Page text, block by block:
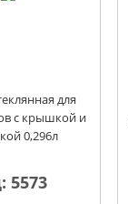
для
с крышкой и
0,296л
5573